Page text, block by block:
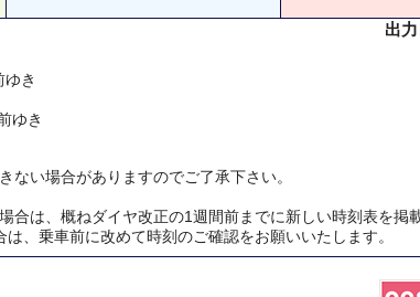
出
き
ゆき
い場合がありますのでご了承下さい。
合は、概ねダイヤ改正の1週間前までに新しい時刻表を掲
、乗車前に改めて時刻のご確認をお願いいたします。